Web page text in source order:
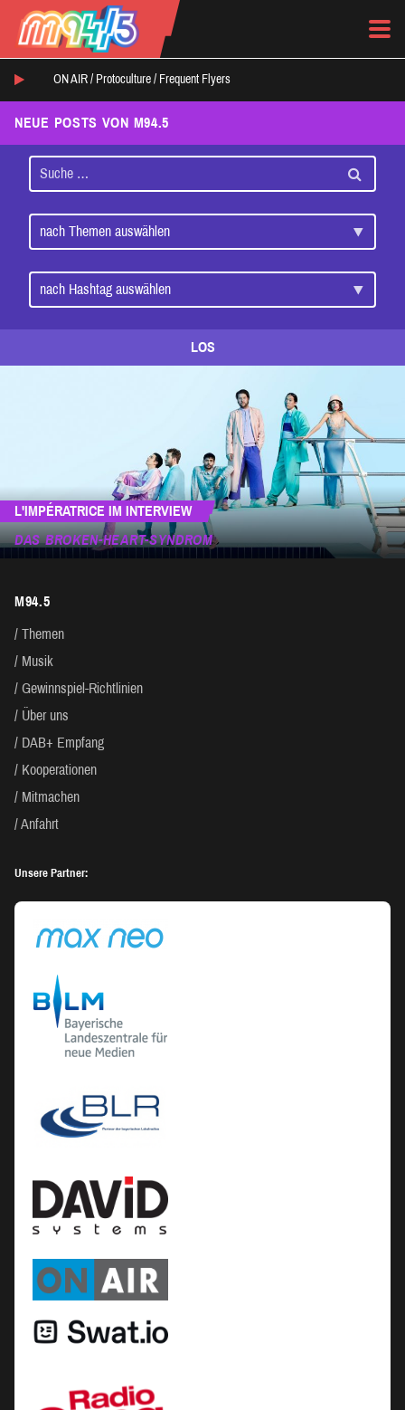
ON AIR / Protoculture / Frequent Flyers
NEUE POSTS VON M94.5
LOS
L'IMPÉRATRICE IM INTERVIEW
DAS BROKEN-HEART-SYNDROM
M94.5
Themen
Musik
Gewinnspiel-Richtlinien
Über uns
DAB+ Empfang
Kooperationen
Mitmachen
Anfahrt
Unsere Partner: